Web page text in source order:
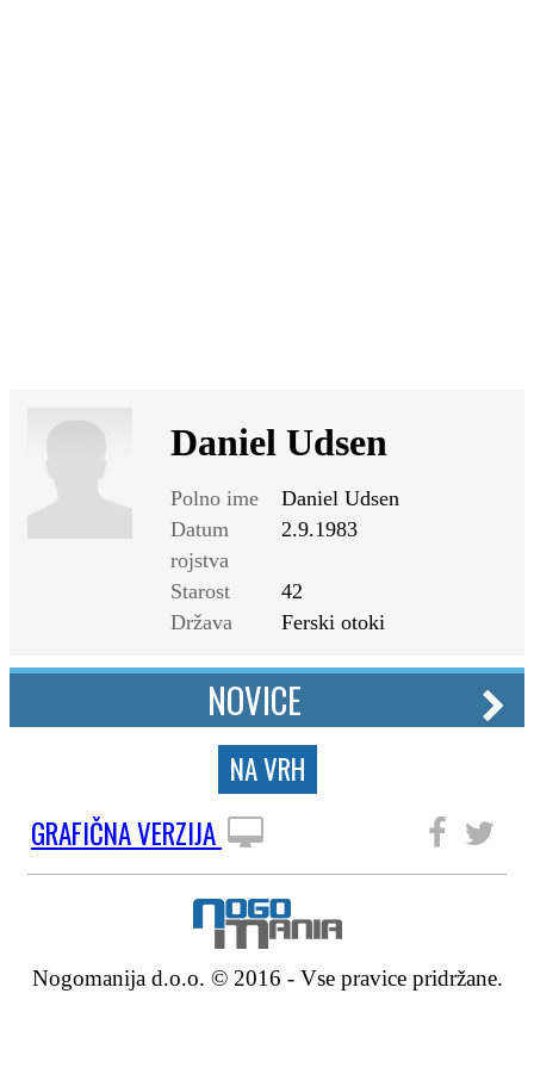
Daniel Udsen
Polno ime
Daniel Udsen
Datum
rojstva
2.9.1983
Starost
42
Država
Ferski otoki
NOVICE
NA VRH
GRAFIČNA VERZIJA
Nogomanija d.o.o. © 2016 - Vse pravice pridržane.